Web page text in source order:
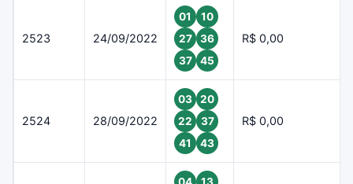
2523 24/09/2022
01
10
27
36
37
45
R$ 0,00
2524 28/09/2022
03
20
22
37
41
43
R$ 0,00